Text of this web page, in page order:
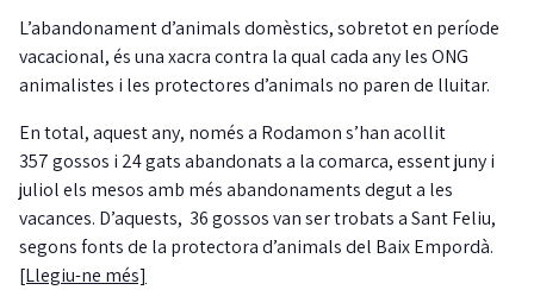
L’abandonament d’animals domèstics, sobretot en període
vacacional, és una xacra contra la qual cada any les ONG
animalistes i les protectores d’animals no paren de lluitar.
En total, aquest any, només a Rodamon s’han acollit
357 gossos i 24 gats abandonats a la comarca, essent juny i
juliol els mesos amb més abandonaments degut a les
vacances. D’aquests, 36 gossos van ser trobats a Sant Feliu,
segons fonts de la protectora d’animals del Baix Empordà.
[Llegiu-ne més]